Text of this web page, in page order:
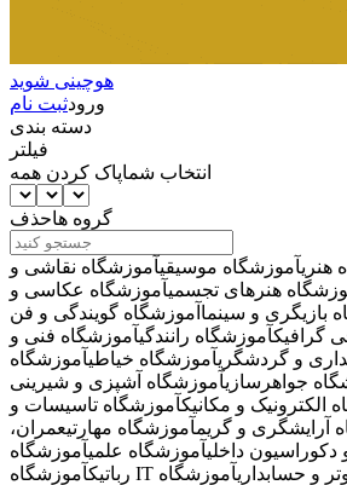
هوچینی شوید
ورودثبت نام
دسته بندی
فیلتر
انتخاب شماپاک کردن همه
گروه هاحذف
هنریآموزشگاه موسیقیآموزشگاه نقاشی و
هنرهای تجسمیآموزشگاه عکاسی و
بازیگری و سینما آموزشگاه گویندگی و فن
گرافیکآموزشگاه رانندگیآموزشگاه فنی و
و گردشگریآموزشگاه خیاطیآموزشگاه
جواهرسازیآموزشگاه آشپزی و شیرینی
الکترونیک و مکانیکآموزشگاه تاسیسات و
آرایشگری و گریمآموزشگاه مهارتیعمران،
داخلیآموزشگاه علمیآموزشگاه
رباتیک
و حسابداریآموزشگاه